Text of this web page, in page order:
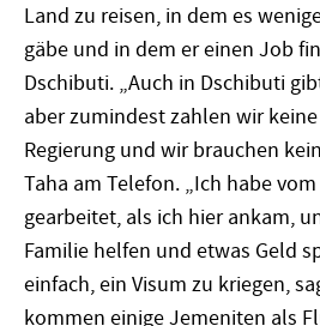
Land zu reisen, in dem es
gäbe und in dem er einen Job
Dschibuti. „Auch in Dschibuti
aber zumindest zahlen wir
Regierung und wir brauchen
Taha am Telefon. „Ich habe
gearbeitet, als ich hier ankam,
Familie helfen und etwas Geld
einfach, ein Visum zu kriegen,
kommen einige Jemeniten als